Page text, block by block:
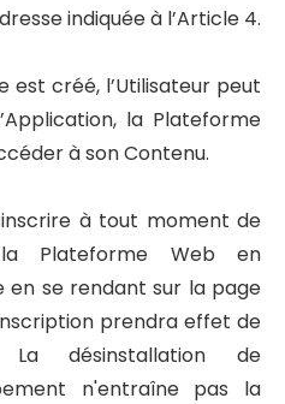
indiquée à l’Article 4.
est créé, l’Utilisateur peut
la Plateforme
à son Contenu.
à tout moment de
Plateforme Web en
se rendant sur la page
prendra effet de
La désinstallation de
n'entraîne pas la